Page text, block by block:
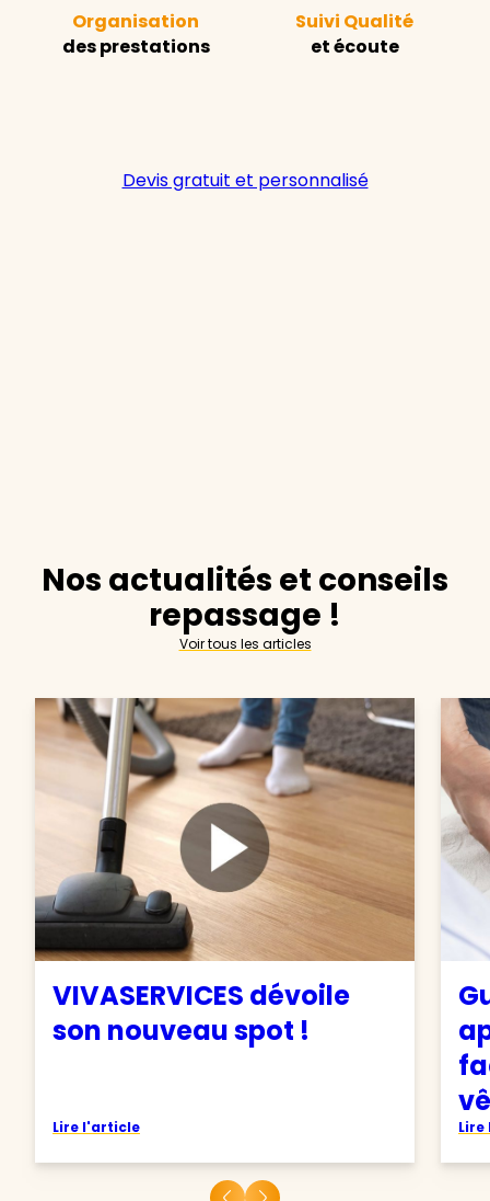
Organisation
des prestations
Suivi Qualité
et écoute
Devis gratuit et personnalisé
Nos actualités et conseils
repassage !
Voir tous les articles
VIVASERVICES dévoile
son nouveau spot !
Lire l'article